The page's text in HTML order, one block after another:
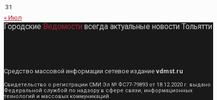
31
« Июл
Городские Ведомости всегда актуальные новости Тольятти
Средство массовой информации сетевое издание vdmst.ru
Свидетельство о регистрации СМИ Эл № ФС77-79893 от 18.12.2020 г. выдано
Федеральной службой по надзору в сфере связи, информационных
технологий и массовых коммуникаций.